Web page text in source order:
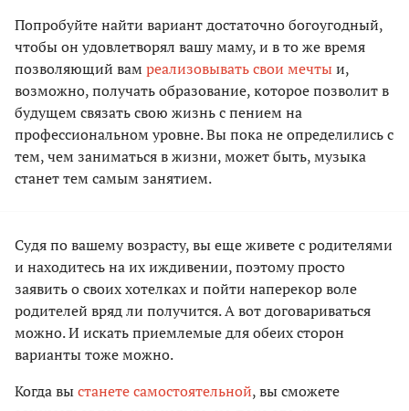
Попробуйте найти вариант достаточно богоугодный,
чтобы он удовлетворял вашу маму, и в то же время
позволяющий вамреализовывать свои мечтыи,
возможно, получать образование, которое позволит в
будущем связать свою жизнь с пением на
профессиональном уровне. Вы пока не определились с
тем, чем заниматься в жизни, может быть, музыка
станет тем самым занятием.
Судя по вашему возрасту, вы еще живете с родителями
и находитесь на их иждивении, поэтому просто
заявить о своих хотелках и пойти наперекор воле
родителей вряд ли получится. А вот договариваться
можно. И искать приемлемые для обеих сторон
варианты тоже можно.
Когда выстанете самостоятельной, вы сможете